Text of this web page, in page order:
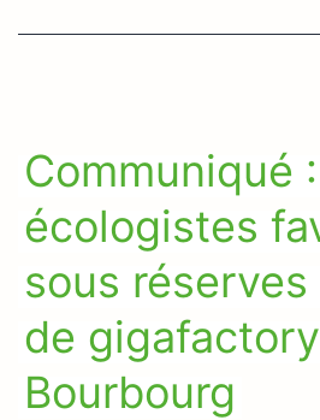
Communiqué
écologistes
sous
de
Bourbourg